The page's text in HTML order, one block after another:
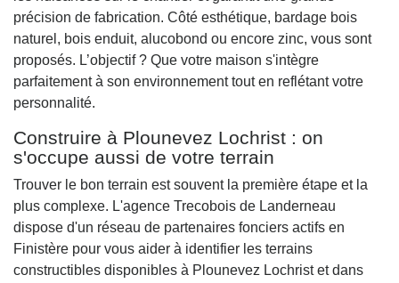
précision de fabrication. Côté esthétique, bardage bois
naturel, bois enduit, alucobond ou encore zinc, vous sont
proposés. L’objectif ? Que votre maison s'intègre
parfaitement à son environnement tout en reflétant votre
personnalité.
Construire à Plounevez Lochrist : on
s'occupe aussi de votre terrain
Trouver le bon terrain est souvent la première étape et la
plus complexe. L'agence Trecobois de Landerneau
dispose d'un réseau de partenaires fonciers actifs en
Finistère pour vous aider à identifier les terrains
constructibles disponibles à Plounevez Lochrist et dans